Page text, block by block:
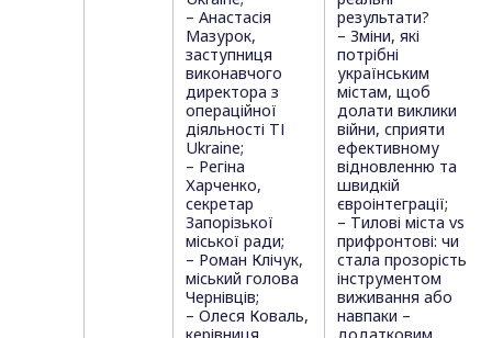
– Анастасія
Мазурок,
заступниця
виконавчого
директора з
операційної
діяльності ТІ
Ukraine;
– Регіна
Харченко,
секретар
Запорізької
міської ради;
– Роман Клічук,
міський голова
Чернівців;
– Олеся Коваль,
результати?
– Зміни, які
потрібні
українським
містам, щоб
долати виклики
війни, сприяти
ефективному
відновленню та
швидкій
євроінтеграції;
– Тилові міста vs
прифронтові: чи
стала прозорість
інструментом
виживання або
навпаки –